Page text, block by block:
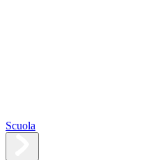
Scuola